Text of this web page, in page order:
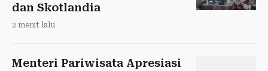
dan Skotlandia
2 menit lalu
Menteri Pariwisata Apresiasi